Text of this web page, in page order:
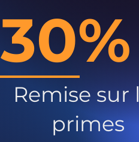
30%
Remise sur
primes